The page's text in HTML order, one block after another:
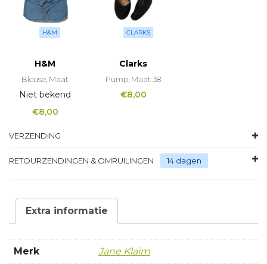
H&M
H&M
Blouse, Maat
Niet bekend
€8,00
CLARKS
Clarks
Pump, Maat 38
€8,00
VERZENDING
RETOURZENDINGEN & OMRUILINGEN 14 dagen
Extra informatie
Merk Jane Klaim